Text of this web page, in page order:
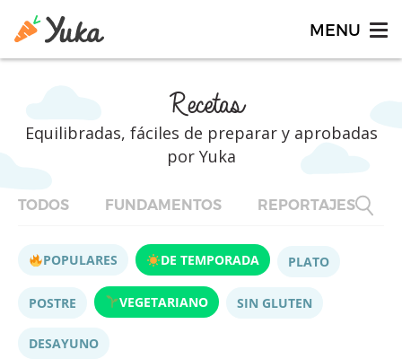
Recetas
Equilibradas, fáciles de preparar y aprobadas
por Yuka
TODOS FUNDAMENTOS REPORTAJES
POPULARES DE TEMPORADA PLATO
POSTRE VEGETARIANO SIN GLUTEN
DESAYUNO